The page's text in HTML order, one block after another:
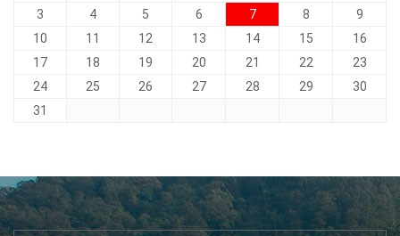
3
4 5 6 7 8
9
10
11 12 13 14 15
16
17
18 19 20 21 22
23
24
25 26 27 28 29
30
31